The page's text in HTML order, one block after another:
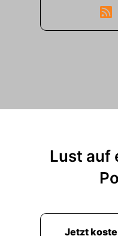
Lust auf
Jetzt